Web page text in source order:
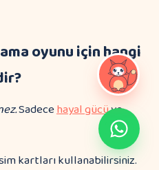
oyunu için hangi
Sadecehayal gücüve
kartları kullanabilirsiniz.